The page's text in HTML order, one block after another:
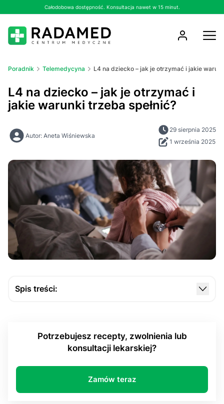
Całodobowa dostępność. Konsultacja nawet w 15 minut.
Poradnik Telemedycyna L4 na dziecko – jak je otrzymać i jakie
L4 na dziecko – jak je otrzymać i
jakie warunki trzeba spełnić?
Autor: Aneta Wiśniewska
29 sierpnia 2025
1 września 2025
Spis treści:
Zwolnienie lekarskie na dziecko, a realia życia
Potrzebujesz recepty, zwolnienia lub
konsultacji lekarskiej?
Zamów teraz